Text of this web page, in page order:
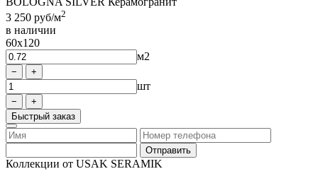
3 250 руб/м2
в наличии
60x120
м2
шт
Быстрый заказ
Коллекции от USAK SERAMIK